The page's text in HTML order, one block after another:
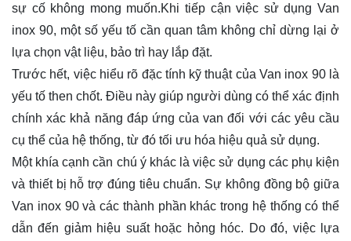
sự cố không mong muốn.Khi tiếp cận việc sử dụng Van
inox 90, một số yếu tố cần quan tâm không chỉ dừng lại ở
lựa chọn vật liệu, bảo trì hay lắp đặt.
Trước hết, việc hiểu rõ đặc tính kỹ thuật của Van inox 90 là
yếu tố then chốt. Điều này giúp người dùng có thể xác định
chính xác khả năng đáp ứng của van đối với các yêu cầu
cụ thể của hệ thống, từ đó tối ưu hóa hiệu quả sử dụng.
Một khía cạnh cần chú ý khác là việc sử dụng các phụ kiện
và thiết bị hỗ trợ đúng tiêu chuẩn. Sự không đồng bộ giữa
Van inox 90 và các thành phần khác trong hệ thống có thể
dẫn đến giảm hiệu suất hoặc hỏng hóc. Do đó, việc lựa